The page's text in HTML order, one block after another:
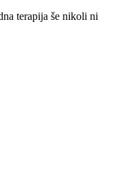
terapija še nikoli ni